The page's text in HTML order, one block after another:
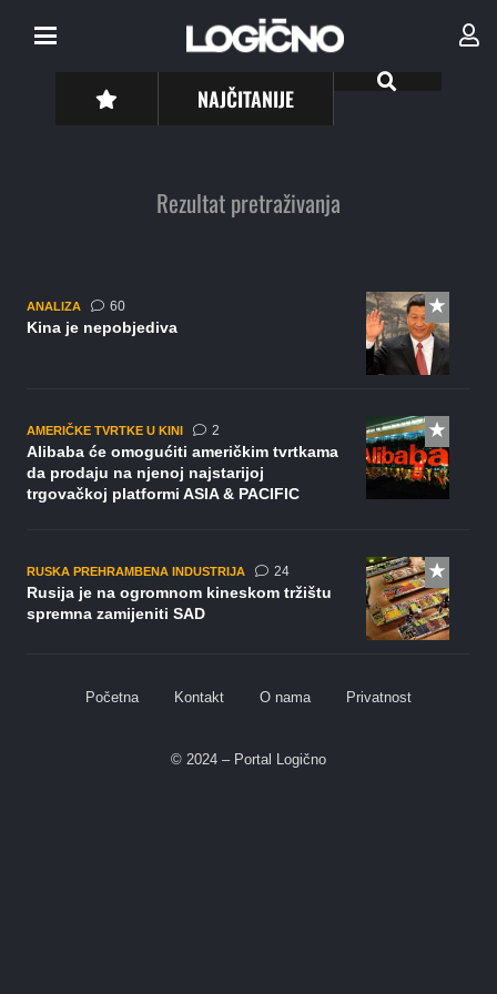
NAJČITANIJE
Rezultat pretraživanja
ANALIZA 60komentara
Kina je nepobjediva
AMERIČKE TVRTKE U KINI 2komentara
Alibaba će omogućiti američkim tvrtkama
da prodaju na njenoj najstarijoj
trgovačkoj platformi ASIA & PACIFIC
RUSKA PREHRAMBENA INDUSTRIJA 24komentara
Rusija je na ogromnom kineskom tržištu
spremna zamijeniti SAD
Početna Kontakt O nama Privatnost
© 2024 – Portal Logično